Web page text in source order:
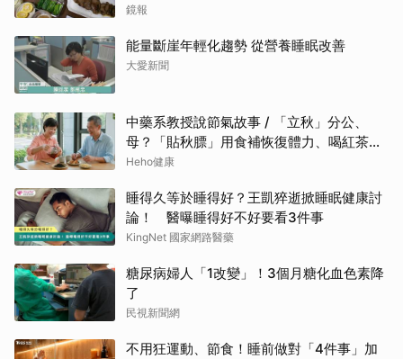
鏡報
能量斷崖年輕化趨勢 從營養睡眠改善
大愛新聞
中藥系教授說節氣故事 / 「立秋」分公、
母？「貼秋膘」用食補恢復體力、喝紅茶可
潤燥
Heho健康
睡得久等於睡得好？王凱猝逝掀睡眠健康討
論！ 醫曝睡得好不好要看3件事
KingNet 國家網路醫藥
糖尿病婦人「1改變」！3個月糖化血色素降
了
民視新聞網
不用狂運動、節食！睡前做對「4件事」加